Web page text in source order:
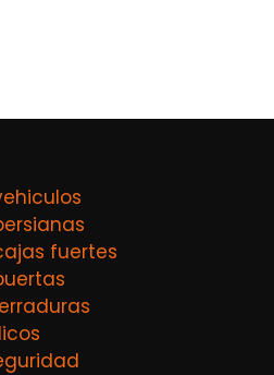
fuertes